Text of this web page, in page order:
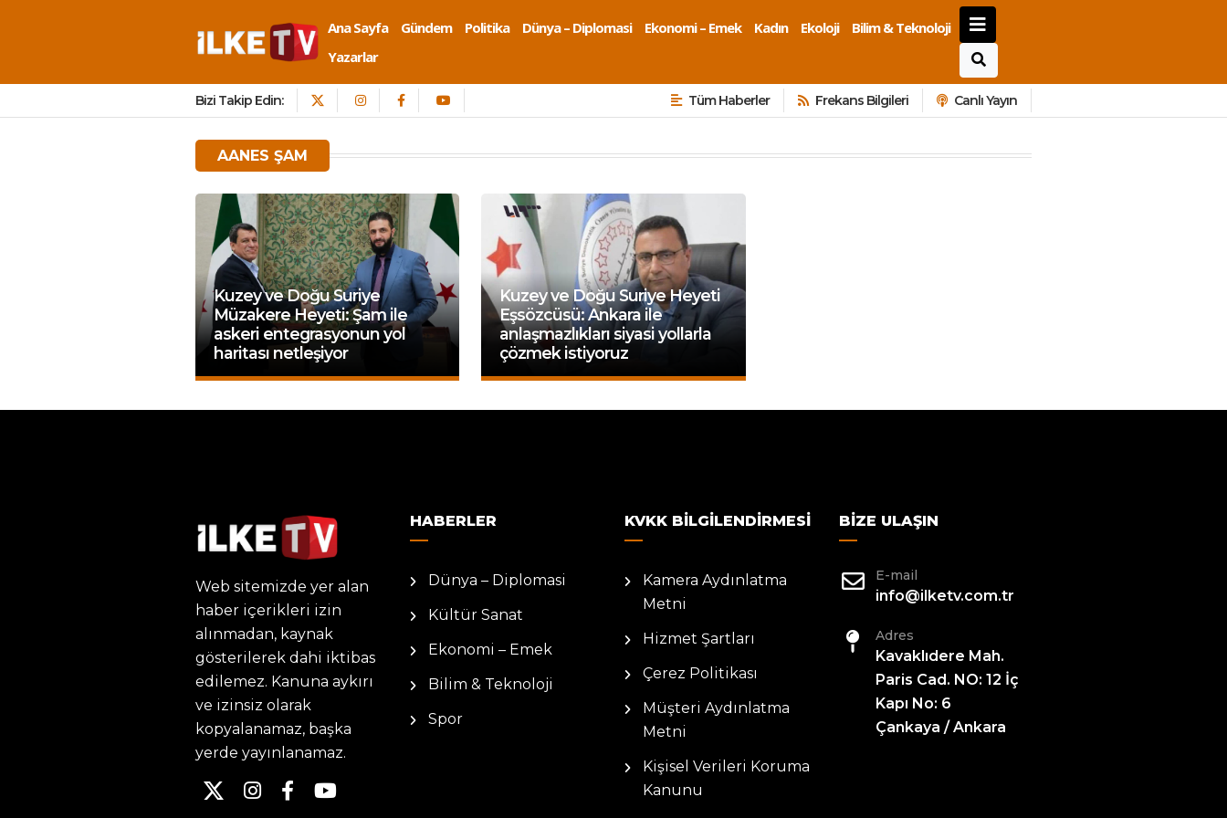
Ana Sayfa Gündem Politika Dünya – Diplomasi Ekonomi – Emek Kadın Ekoloji
Bilim & Teknoloji
Yazarlar
Bizi Takip Edin: Tüm Haberler Frekans Bilgileri Canlı Yayın
AANES ŞAM
Kuzey ve Doğu Suriye
Müzakere Heyeti: Şam ile
askeri entegrasyonun yol
haritası netleşiyor
Kuzey ve Doğu Suriye Heyeti
Eşsözcüsü: Ankara ile
anlaşmazlıkları siyasi yollarla
çözmek istiyoruz
Web sitemizde yer alan
haber içerikleri izin
alınmadan, kaynak
gösterilerek dahi iktibas
edilemez. Kanuna aykırı
ve izinsiz olarak
kopyalanamaz, başka
yerde yayınlanamaz.
HABERLER
Dünya – Diplomasi
Kültür Sanat
Ekonomi – Emek
Bilim & Teknoloji
Spor
KVKK BILGILENDIRMESI
Kamera Aydınlatma
Metni
Hizmet Şartları
Çerez Politikası
Müşteri Aydınlatma
Metni
Kişisel Verileri Koruma
Kanunu
BIZE ULAŞIN
E-mail
info@ilketv.com.tr
Adres
Kavaklıdere Mah.
Paris Cad. NO: 12 İç
Kapı No: 6
Çankaya / Ankara